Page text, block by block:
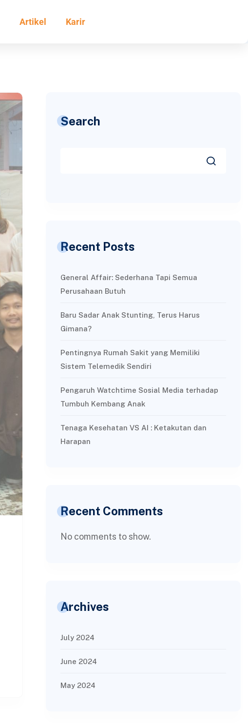
Artikel Karir
Search
Recent Posts
General Affair: Sederhana Tapi Semua
Perusahaan Butuh
Baru Sadar Anak Stunting, Terus Harus
Gimana?
Pentingnya Rumah Sakit yang Memiliki
Sistem Telemedik Sendiri
Pengaruh Watchtime Sosial Media terhadap
Tumbuh Kembang Anak
Tenaga Kesehatan VS AI : Ketakutan dan
Harapan
Recent Comments
No comments to show.
Archives
July 2024
June 2024
May 2024